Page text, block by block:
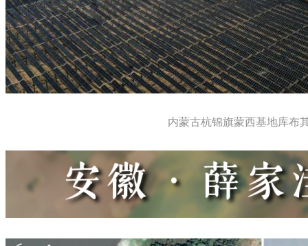
内蒙古杭锦旗蒙西基地库布其